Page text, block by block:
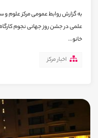
به گزارش روابط عمومی مرکز علوم و
علمی در جشن روز جهانی نجوم
خانو...
اخبار مرکز